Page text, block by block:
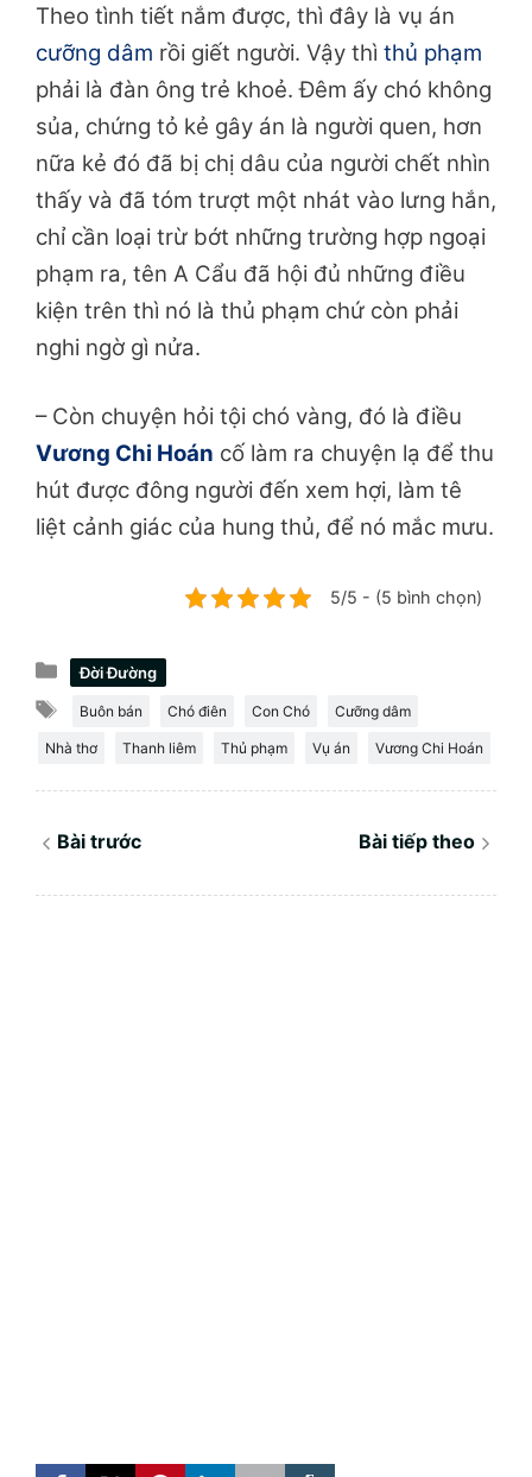
Theo tình tiết nắm được, thì đây là vụ án
cưỡng dâm rồi giết người. Vậy thì thủ phạm
phải là đàn ông trẻ khoẻ. Đêm ấy chó không
sủa, chứng tỏ kẻ gây án là người quen, hơn
nữa kẻ đó đã bị chị dâu của người chết nhìn
thấy và đã tóm trượt một nhát vào lưng hắn,
chỉ cần loại trừ bớt những trường hợp ngoại
phạm ra, tên A Cẩu đã hội đủ những điều
kiện trên thì nó là thủ phạm chứ còn phải
nghi ngờ gì nửa.
– Còn chuyện hỏi tội chó vàng, đó là điều
Vương Chi Hoán cố làm ra chuyện lạ để thu
hút được đông người đến xem hợi, làm tê
liệt cảnh giác của hung thủ, để nó mắc mưu.
5/5 - (5 bình chọn)
Danh
mục
Đời Đường
Thẻ
Buôn bán Chó điên Con Chó Cưỡng dâm
Nhà thơ Thanh liêm Thủ phạm Vụ án Vương Chi Hoán